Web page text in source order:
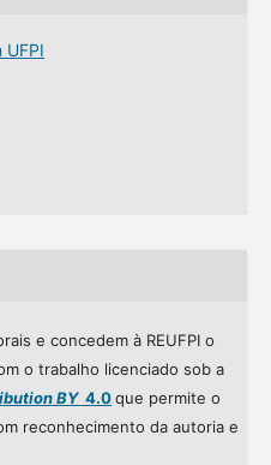
e concedem à REUFPI o
o trabalho licenciado sob a
BY4.0que permite o
reconhecimento da autoria e